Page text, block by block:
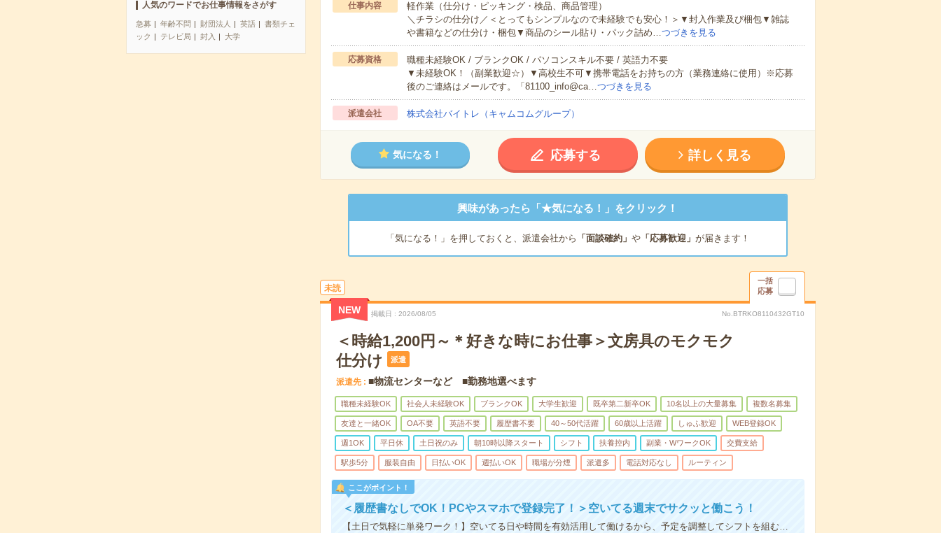
人気のワードでお仕事情報をさがす
急募 年齢不問 財団法人 英語
書類チェ
ック
テレビ局 封入 大学
仕事内容
軽作業（仕分け・ピッキング・検品、商品管理）
＼チラシの仕分け／＜とってもシンプルなので未経験でも安心！＞▼封入作業及び梱包▼雑誌
や書籍などの仕分け・梱包▼商品のシール貼り・パック詰め…つづきを見る
応募資格
職種未経験OK / ブランクOK / パソコンスキル不要 / 英語力不要
▼未経験OK！（副業歓迎☆）▼高校生不可▼携帯電話をお持ちの方（業務連絡に使用）※応募
後のご連絡はメールです。「81100_info@ca…つづきを見る
派遣会社 株式会社バイトレ（キャムコムグループ）
気になる！ 応募する 詳しく見る
興味があったら「★気になる！」をクリック！
「気になる！」を押しておくと、派遣会社から 「面談確約」 や「応募歓迎」 が届きます！
未読
一括
応募
NEW 掲載日 2026/08/05 No.BTRKO8110432GT10
＜時給1,200円～＊好きな時にお仕事＞文房具のモクモク
仕分け
派遣
派遣先 ■物流センターなど ■勤務地選べます
職種未経験OK 社会人未経験OK ブランクOK 大学生歓迎 既卒第二新卒OK 10名以上の大量募集 複数名募集
友達と一緒OK OA不要 英語不要 履歴書不要 40～50代活躍 60歳以上活躍 しゅふ歓迎 WEB登録OK
週1OK 平日休 土日祝のみ 朝10時以降スタート シフト 扶養控内 副業・WワークOK 交費支給
駅歩5分 服装自由 日払いOK 週払いOK 職場が分煙 派遣多 電話対応なし ルーティン
ここがポイント！
＜履歴書なしでOK！PCやスマホで登録完了！＞空いてる週末でサクッと働こう！
【土日で気軽に単発ワーク！】空いてる日や時間を有効活用して働けるから、予定を調整してシフトを組む…